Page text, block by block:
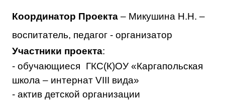
Координатор Проекта – Микушина Н.Н. –
воспитатель, педагог - организатор
Участники проекта:
- обучающиеся
ГКС(К)ОУ «Каргапольская
школа – интернат VIII вида»
- актив детской организации